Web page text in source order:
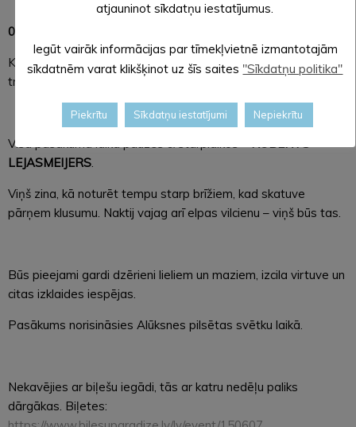
02.30 – EDAVĀRDI
Kad pasaule kļūst sapņaina – nāk vārdi. Tie precīzie. Tie
trāpīgie. Tie viņa.
Visa pasākuma laikā pauzēs & starplaikos –ROBERTS
LEJASMEIJERS.
Viņš zina, kā noturēt tempu starp brīžiem, kad skatuve
pārņem klusumu. Naktij vajag arī elpas vilcienu – viņš būs tas.
Būs pieejami gardi dzērieni lieliem un maziem, izcila virtuve un
citas izklaides iespējas.
Pasākums norisināsies Alūksnes pilsētas svētku laikā.
Nekavējies ar biļešu iegādi, tās ar katru nedēļu paliks
dārgākas. Biļetes:
atjauninot sīkdatņu iestatījumus.
Iegūt vairāk informācijas par tīmekļvietnē izmantotajām
sīkdatnēm varat klikšķinot uz šīs saites "Sīkdatņu politika"
Piekrītu Sīkdatņu iestatījumi Nepiekrītu